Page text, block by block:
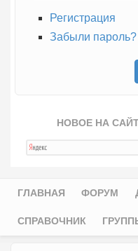
Регистрация
Забыли пароль?
НОВОЕ НА
Главное меню
ГЛАВНАЯ ФОРУМ
СПРАВОЧНИК